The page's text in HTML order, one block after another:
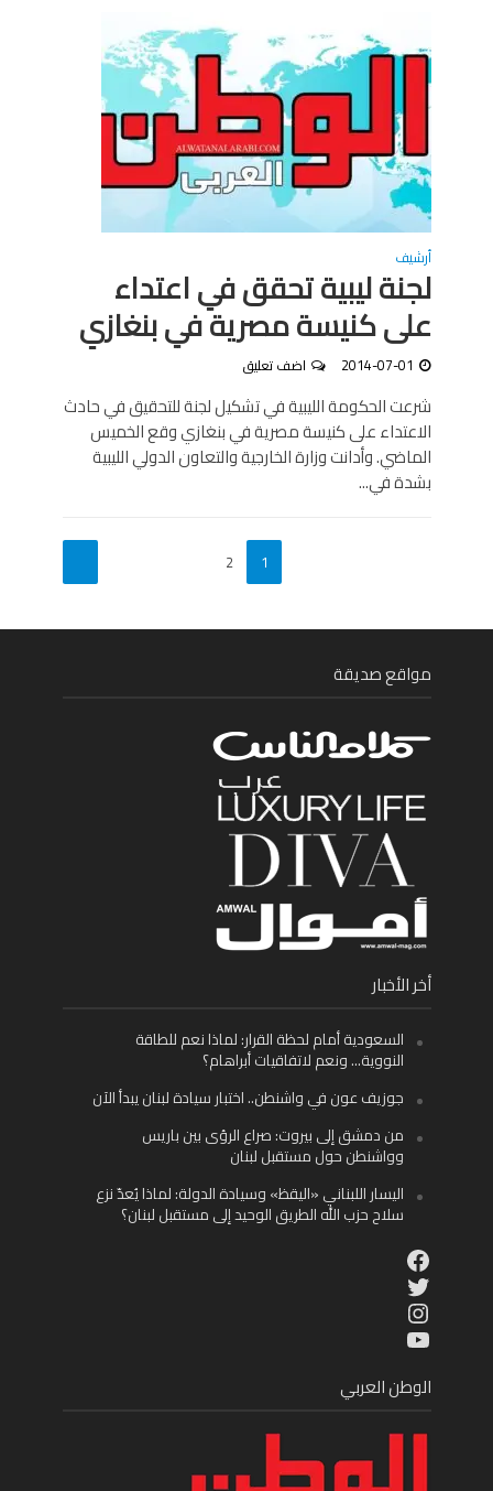
أرشيف
لجنة ليبية تحقق في اعتداء
على كنيسة مصرية في بنغازي
2014-07-01 اضف تعليق
شرعت الحكومة الليبية في تشكيل لجنة للتحقيق في حادث
الاعتداء على كنيسة مصرية في بنغازي وقع الخميس
الماضي. وأدانت وزارة الخارجية والتعاون الدولي الليبية
بشدة في...
1
2
مواقع صديقة
أخر الأخبار
السعودية أمام لحظة القرار: لماذا نعم للطاقة
النووية… ونعم لاتفاقيات أبراهام؟
جوزيف عون في واشنطن.. اختبار سيادة لبنان يبدأ الآن
من دمشق إلى بيروت: صراع الرؤى بين باريس
وواشنطن حول مستقبل لبنان
اليسار اللبناني «اليقظ» وسيادة الدولة: لماذا يُعدّ نزع
سلاح حزب الله الطريق الوحيد إلى مستقبل لبنان؟
Facebook
Twitter
Instagram
YouTube
الوطن العربي